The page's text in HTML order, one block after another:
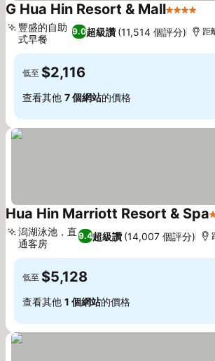
G Hua Hin Resort & Mall4 星級
9.0超級讚 (11,514 個評分)
豐盛的自助
式早餐
距
低至 $2,116
查看其他 7 個網站的價格
Hua Hin Marriott Resort & Spa
9.4超級讚 (14,007 個評分)
潟湖泳池，直
通客房
低至 $5,128
查看其他 1 個網站的價格